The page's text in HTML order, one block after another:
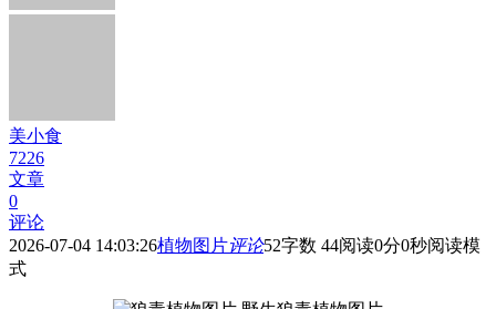
美小食
7226
文章
0
评论
2026-07-04 14:03:26植物图片评论52字数 44阅读0分0秒阅读模
式